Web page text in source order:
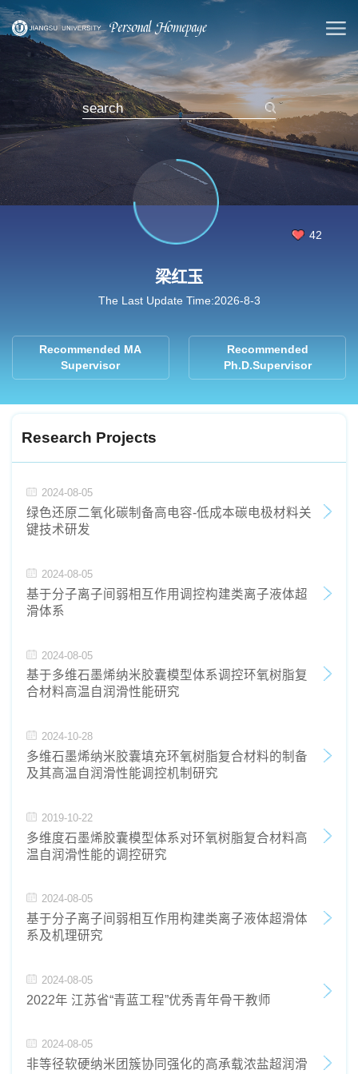
42
梁红玉
The Last Update Time:2026-8-3
Recommended MA
Supervisor
Recommended
Ph.D.Supervisor
Research Projects
2024-08-05
绿色还原二氧化碳制备高电容-低成本碳电极材料关
键技术研发
2024-08-05
基于分子离子间弱相互作用调控构建类离子液体超
滑体系
2024-08-05
基于多维石墨烯纳米胶囊模型体系调控环氧树脂复
合材料高温自润滑性能研究
2024-10-28
多维石墨烯纳米胶囊填充环氧树脂复合材料的制备
及其高温自润滑性能调控机制研究
2019-10-22
多维度石墨烯胶囊模型体系对环氧树脂复合材料高
温自润滑性能的调控研究
2024-08-05
基于分子离子间弱相互作用构建类离子液体超滑体
系及机理研究
2024-08-05
2022年 江苏省“青蓝工程”优秀青年骨干教师
2024-08-05
非等径软硬纳米团簇协同强化的高承载浓盐超润滑